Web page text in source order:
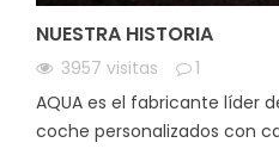
NUESTRA HISTORIA
3957 visitas
1
AQUA es el fabricante líder
coche personalizados con